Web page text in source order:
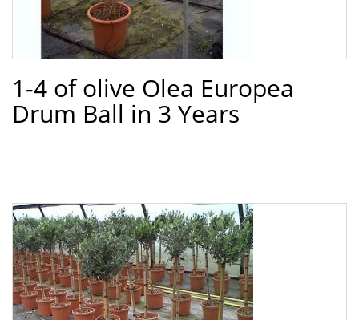
1-4 of olive Olea Europea
Drum Ball in 3 Years